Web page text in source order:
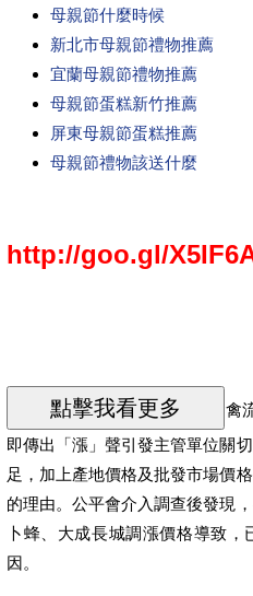
母親節什麼時候
新北市母親節禮物推薦
宜蘭母親節禮物推薦
母親節蛋糕新竹推薦
屏東母親節蛋糕推薦
母親節禮物該送什麼
http://goo.gl/
禽
即傳出「漲」聲引發主管單位關
足，加上產地價格及批發市場價
的理由。公平會介入調查後發現
卜蜂、大成長城調漲價格導致
因。